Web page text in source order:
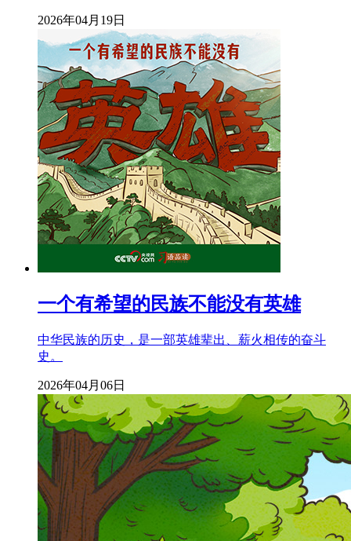
2026年04月19日
一个有希望的民族不能没有英雄
中华民族的历史，是一部英雄辈出、薪火相传的奋斗
史。
2026年04月06日